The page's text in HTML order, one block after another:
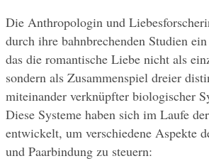
Die Anthropologin und
durch ihre bahnbrechenden Studien
das die romantische Liebe nicht als
sondern als Zusammenspiel dreier
miteinander verknüpfter biologischer
Diese Systeme haben sich im Laufe
entwickelt, um verschiedene Aspekte
und Paarbindung zu steuern: